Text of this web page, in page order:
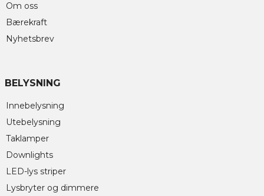
Om oss
Bærekraft
Nyhetsbrev
BELYSNING
Innebelysning
Utebelysning
Taklamper
Downlights
LED-lys striper
Lysbryter og dimmere